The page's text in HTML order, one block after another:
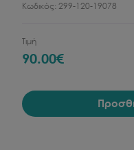
Κωδικός: 299-120-19078
Τιμή
90.00€